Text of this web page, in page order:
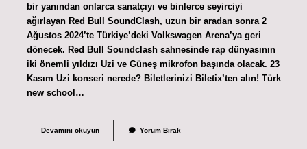
bir yanından onlarca sanatçıyı ve binlerce seyirciyi
ağırlayan Red Bull SoundClash, uzun bir aradan sonra 2
Ağustos 2024’te Türkiye’deki Volkswagen Arena’ya geri
dönecek. Red Bull Soundclash sahnesinde rap dünyasının
iki önemli yıldızı Uzi ve Güneş mikrofon başında olacak. 23
Kasım Uzi konseri nerede? Biletlerinizi Biletix’ten alın! Türk
new school…
Devamını okuyunİZmir
Yorum Bırak